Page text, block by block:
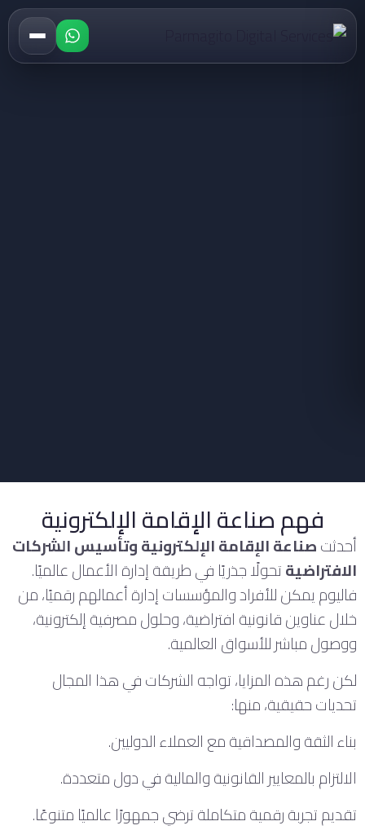
فهم صناعة الإقامة الإلكترونية
أحدثتصناعة الإقامة الإلكترونية وتأسيس الشركات
الافتراضيةتحولًا جذريًا في طريقة إدارة الأعمال عالميًا.
فاليوم يمكن للأفراد والمؤسسات إدارة أعمالهم رقميًا، من
خلال عناوين قانونية افتراضية، وحلول مصرفية إلكترونية،
ووصول مباشر للأسواق العالمية.
لكن رغم هذه المزايا، تواجه الشركات في هذا المجال
تحديات حقيقية، منها:
بناء الثقة والمصداقية مع العملاء الدوليين.
الالتزام بالمعايير القانونية والمالية في دول متعددة.
تقديم تجربة رقمية متكاملة ترضي جمهورًا عالميًا متنوعًا.